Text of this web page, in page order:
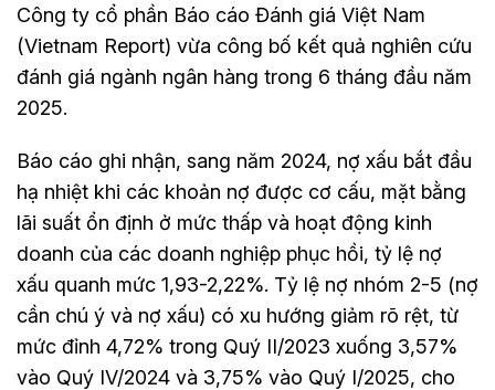
Công ty cổ phần Báo cáo Đánh giá Việt Nam
(Vietnam Report) vừa công bố kết quả nghiên cứu
đánh giá ngành ngân hàng trong 6 tháng đầu năm
2025.
Báo cáo ghi nhận, sang năm 2024, nợ xấu bắt đầu
hạ nhiệt khi các khoản nợ được cơ cấu, mặt bằng
lãi suất ổn định ở mức thấp và hoạt động kinh
doanh của các doanh nghiệp phục hồi, tỷ lệ nợ
xấu quanh mức 1,93-2,22%. Tỷ lệ nợ nhóm 2-5 (nợ
cần chú ý và nợ xấu) có xu hướng giảm rõ rệt, từ
mức đỉnh 4,72% trong Quý II/2023 xuống 3,57%
vào Quý IV/2024 và 3,75% vào Quý I/2025, cho